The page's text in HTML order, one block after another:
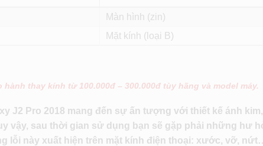
Màn hình (zin)
Mặt kính (loại B)
hành thay kính từ 100.000đ – 300.000đ tùy hãng và model máy.
J2 Pro 2018 mang đến sự ấn tượng với thiết kế ánh
vậy, sau thời gian sử dụng bạn sẽ gặp phải những hư
lỗi này xuất hiện trên mặt kính điện thoại: xước, vỡ,